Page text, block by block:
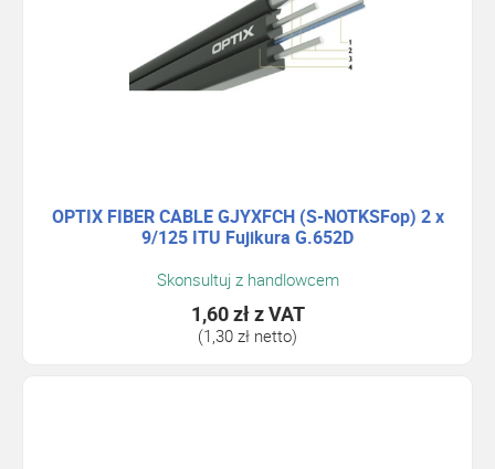
OPTIX FIBER CABLE GJYXFCH (S-NOTKSFop) 2 x
9/125 ITU Fujikura G.652D
Skonsultuj z handlowcem
1,60 złz VAT
(1,30 zł netto)